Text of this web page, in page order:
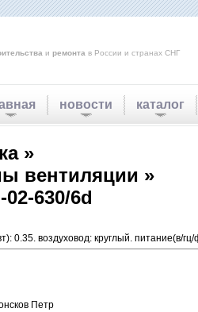
и ремонта в России и странах СНГ
новости каталог
»
вентиляции »
630/6d
0.35. воздуховод: круглый. питание(в/
Петр